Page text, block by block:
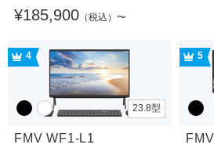
¥185,900 （税込）〜
4
23.8型
FMV WF1-L1
5